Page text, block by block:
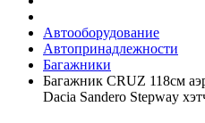
Автооборудование
Автопринадлежности
Багажники
Багажник CRUZ 118см
Dacia Sandero Stepway